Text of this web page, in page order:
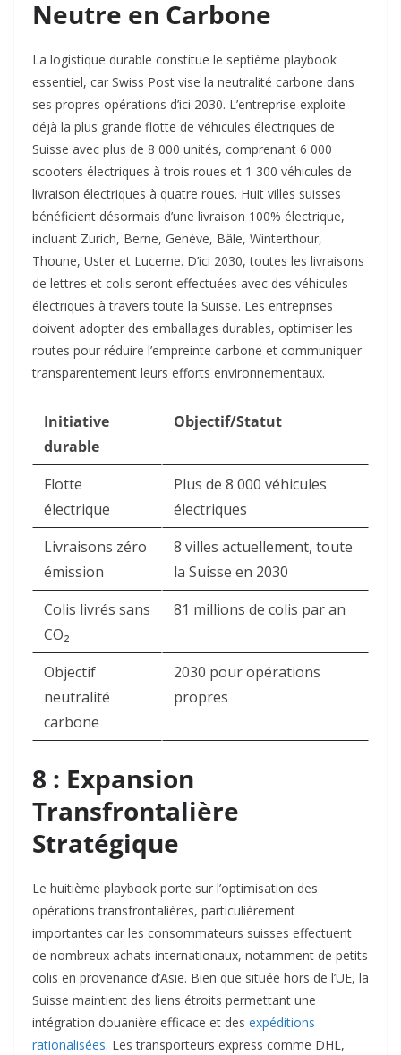
Neutre en Carbone
La logistique durable constitue le septième playbook
essentiel, car Swiss Post vise la neutralité carbone dans
ses propres opérations d’ici 2030. L’entreprise exploite
déjà la plus grande flotte de véhicules électriques de
Suisse avec plus de 8 000 unités, comprenant 6 000
scooters électriques à trois roues et 1 300 véhicules de
livraison électriques à quatre roues. Huit villes suisses
bénéficient désormais d’une livraison 100% électrique,
incluant Zurich, Berne, Genève, Bâle, Winterthour,
Thoune, Uster et Lucerne. D’ici 2030, toutes les livraisons
de lettres et colis seront effectuées avec des véhicules
électriques à travers toute la Suisse. Les entreprises
doivent adopter des emballages durables, optimiser les
routes pour réduire l’empreinte carbone et communiquer
transparentement leurs efforts environnementaux.​
Initiative
durable
Objectif/Statut
Flotte
électrique
Plus de 8 000 véhicules
électriques ​
Livraisons zéro
émission
8 villes actuellement, toute
la Suisse en 2030 ​
Colis livrés sans
CO₂
81 millions de colis par an ​
Objectif
neutralité
carbone
2030 pour opérations
propres ​
8 : Expansion
Transfrontalière
Stratégique
Le huitième playbook porte sur l’optimisation des
opérations transfrontalières, particulièrement
importantes car les consommateurs suisses effectuent
de nombreux achats internationaux, notamment de petits
colis en provenance d’Asie. Bien que située hors de l’UE, la
Suisse maintient des liens étroits permettant une
intégration douanière efficace et des expéditions
rationalisées. Les transporteurs express comme DHL,